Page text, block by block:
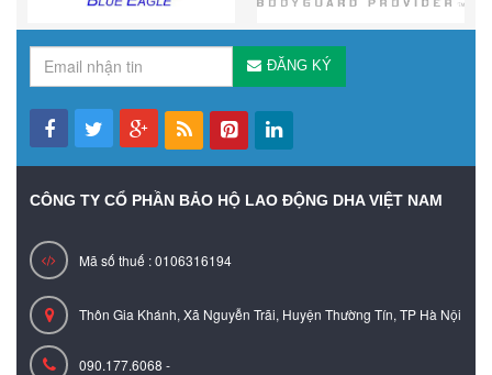
ĐĂNG KÝ
CÔNG TY CỔ PHẦN BẢO HỘ LAO ĐỘNG DHA VIỆT NAM
Mã số thuế : 0106316194
Thôn Gia Khánh, Xã Nguyễn Trãi, Huyện Thường Tín, TP Hà Nội
090.177.6068 -